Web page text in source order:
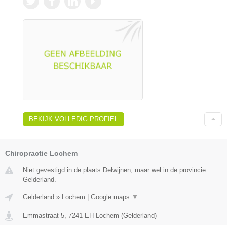
BEKIJK VOLLEDIG PROFIEL
Chiropractie Lochem
Niet gevestigd in de plaats Delwijnen, maar wel in de provincie
Gelderland.
Gelderland » Lochem | Google maps ▼
Emmastraat 5 7241 EH Lochem (Gelderland)